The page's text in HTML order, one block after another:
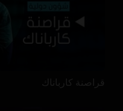
قراصنة كارباناك